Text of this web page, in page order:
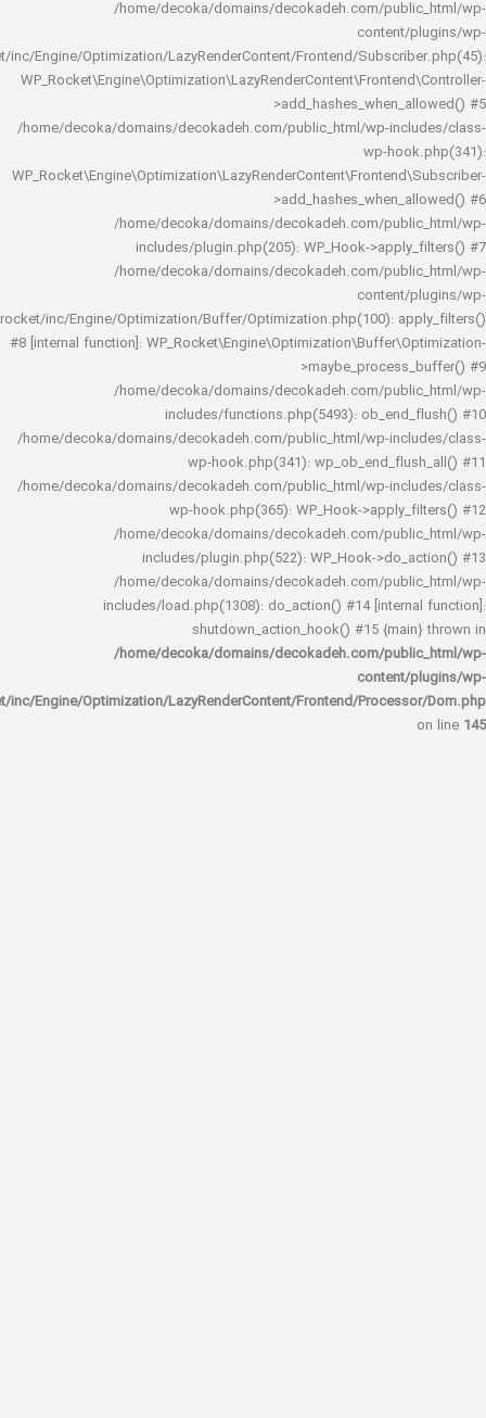
/home/decoka/domains/decokadeh.com/
rocket/inc/Engine/Optimization/LazyRenderContent/Frontend/
/home/decoka/domains/decokadeh.com/public_html/wp-
wp-
/home/decoka/domains/decokadeh.com/
includes/plugin.php(205): WP_Hook-
/home/decoka/domains/decokadeh.com/
rocket/inc/Engine/Optimization/Buffer/Optimization.php(100):
#8 [internal function]:
/home/decoka/domains/decokadeh.com/
includes/functions.php(5493):
/home/decoka/domains/decokadeh.com/public_html/wp-
wp-hook.php(341):
/home/decoka/domains/decokadeh.com/public_html/wp-
wp-hook.php(365): WP_Hook-
/home/decoka/domains/decokadeh.com/
includes/plugin.php(522): WP_Hook-
/home/decoka/domains/decokadeh.com/
includes/load.php(1308): do_action() #14
shutdown_action_hook() #15
/home/decoka/domains/decokadeh.com/
rocket/inc/Engine/Optimization/LazyRenderContent/Frontend/